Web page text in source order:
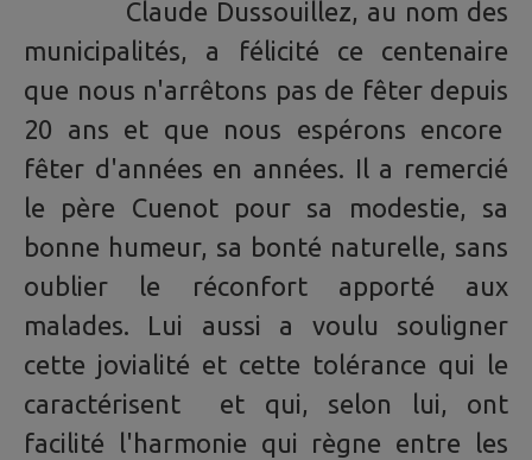
Claude Dussouillez, au nom des
municipalités, a félicité ce centenaire
que nous n'arrêtons pas de fêter depuis
20 ans et que nous espérons encore
fêter d'années en années. Il a remercié
le père Cuenot pour sa modestie, sa
bonne humeur, sa bonté naturelle, sans
oublier le réconfort apporté aux
malades. Lui aussi a voulu souligner
cette jovialité et cette tolérance qui le
caractérisent et qui, selon lui, ont
facilité l'harmonie qui règne entre les